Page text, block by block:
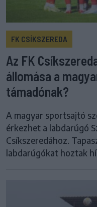
FK CSÍKSZEREDA
Az FK
állomása a
támadónak?
A magyar sportsajtó
érkezhet a labdarúgó
Csíkszeredához.
labdarúgókat hoztak